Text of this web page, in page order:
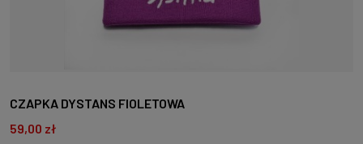
CZAPKA DYSTANS FIOLETOWA
59,00 zł